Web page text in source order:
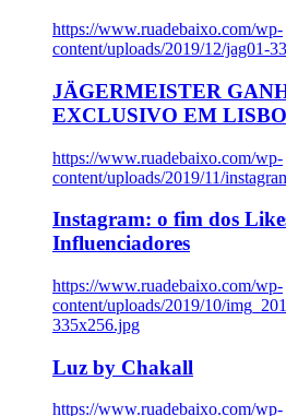
https://www.ruadebaixo.com/wp-
content/uploads/2019/12/jag01-
JÄGERMEISTER
EXCLUSIVO EM
https://www.ruadebaixo.com/wp-
content/uploads/2019/11/
Instagram: o fim dos
Influenciadores
https://www.ruadebaixo.com/wp-
content/uploads/2019/10/
335x256.jpg
Luz by Chakall
https://www.ruadebaixo.com/wp-